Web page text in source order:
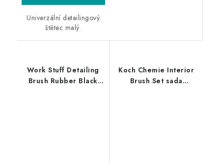
Univerzální detailingový
štětec malý.
Work Stuff Detailing
Brush Rubber Black
Koch Chemie Interior
Brush Set sada